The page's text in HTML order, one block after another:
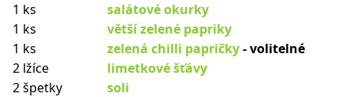
1 ks
salátové okurky
1 ks
větší zelené papriky
1 ks
zelená chilli papričky- volitelné
2 lžíce
limetkové šťávy
2 špetky
soli